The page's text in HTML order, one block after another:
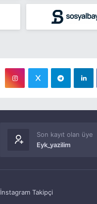
Son kayıt olan üye
Eyk_yazilim
İnstagram Takipçi